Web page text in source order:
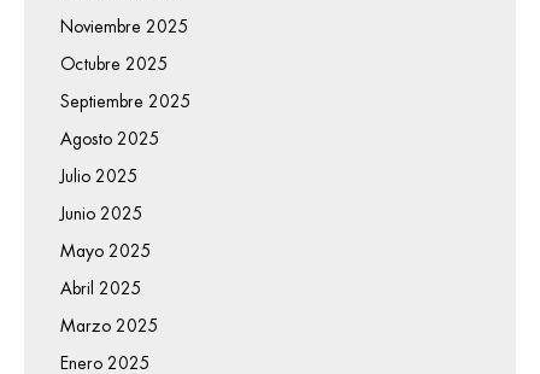
Noviembre 2025
Octubre 2025
Septiembre 2025
Agosto 2025
Julio 2025
Junio 2025
Mayo 2025
Abril 2025
Marzo 2025
Enero 2025